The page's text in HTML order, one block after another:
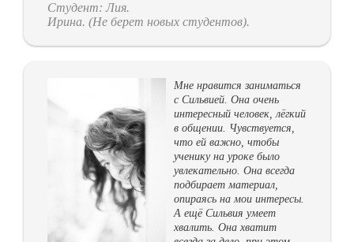
Студент: Лия.
Ирина. (Не берет новых студентов).
Мне нравится заниматься
с Сильвией. Она очень
интересный человек, лёгкий
в общении. Чувствуется,
что ей важно, чтобы
ученику на уроке было
увлекательно. Она всегда
подбирает материал,
опираясь на мои интересы.
А ещё Сильвия умеет
хвалить. Она хватит